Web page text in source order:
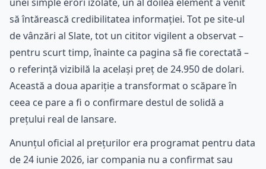
să întărească credibilitatea informației. Tot pe site-ul
de vânzări al Slate, tot un cititor vigilent a observat –
pentru scurt timp, înainte ca pagina să fie corectată –
o referință vizibilă la același preț de 24.950 de dolari.
Această a doua apariție a transformat o scăpare în
ceea ce pare a fi o confirmare destul de solidă a
prețului real de lansare.
Anunțul oficial al prețurilor era programat pentru data
de 24 iunie 2026, iar compania nu a confirmat sau